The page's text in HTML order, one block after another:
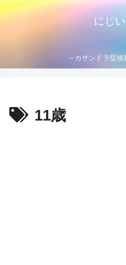
にじ
～カサンドラ症
11歳